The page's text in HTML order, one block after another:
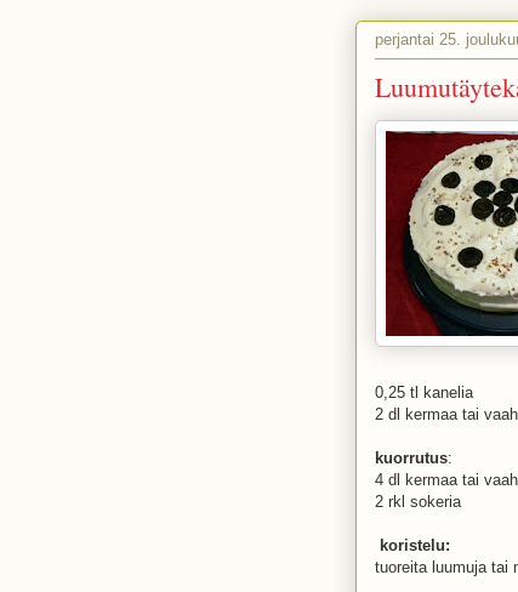
perjantai 25.
0,25 tl kanelia
2 dl kermaa tai
kuorrutus:
4 dl kermaa tai
2 rkl sokeria
koristelu:
tuoreita luumuja tai